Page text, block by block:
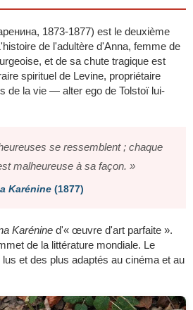
1873-1877) est le deuxième
de l'adultère d'Anna, femme de
et de sa chute tragique est
spirituel de Levine, propriétaire
de la vie — alter ego de Tolstoï lui-
se ressemblent ; chaque
malheureuse à sa façon. »
Karénine (1877)
Karénine d'« œuvre d'art parfaite ».
de la littérature mondiale. Le
et des plus adaptés au cinéma et au